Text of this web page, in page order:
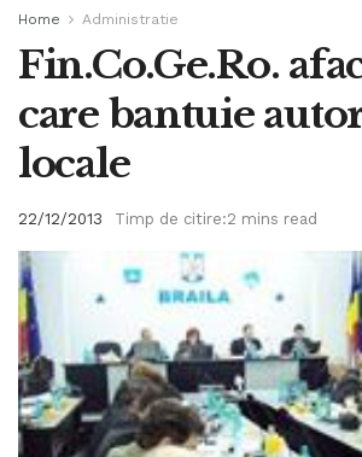
Home Administratie
Fin.Co.Ge.Ro.
care bantuie
locale
22/12/2013 Timp de citire:2 mins read